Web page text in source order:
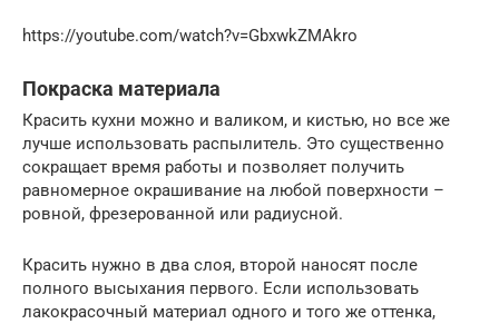
https://youtube.com/watch?v=GbxwkZMAkro
Покраска материала
Красить кухни можно и валиком, и кистью, но все же
лучше использовать распылитель. Это существенно
сокращает время работы и позволяет получить
равномерное окрашивание на любой поверхности –
ровной, фрезерованной или радиусной.
Красить нужно в два слоя, второй наносят после
полного высыхания первого. Если использовать
лакокрасочный материал одного и того же оттенка,